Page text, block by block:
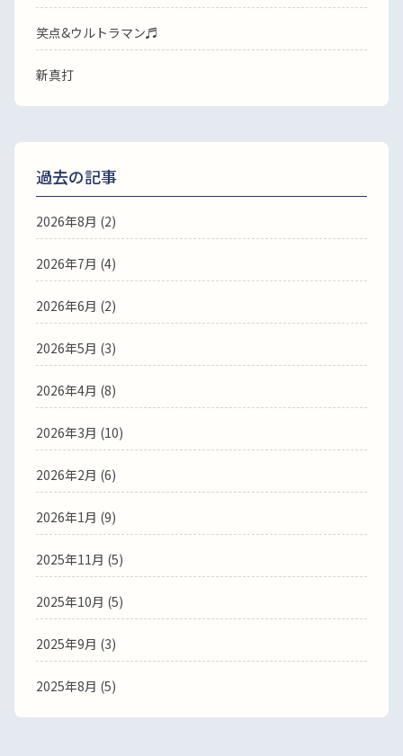
笑点&ウルトラマン♬
新真打
過去の記事
2026年8月 (2)
2026年7月 (4)
2026年6月 (2)
2026年5月 (3)
2026年4月 (8)
2026年3月 (10)
2026年2月 (6)
2026年1月 (9)
2025年11月 (5)
2025年10月 (5)
2025年9月 (3)
2025年8月 (5)